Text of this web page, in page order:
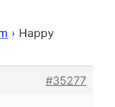
› Happy
#35277